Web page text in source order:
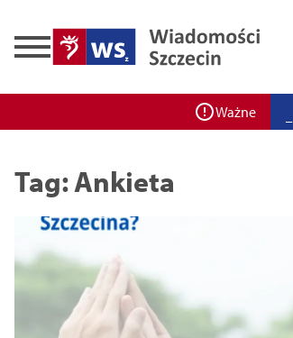
Ważne
Tag: Ankieta